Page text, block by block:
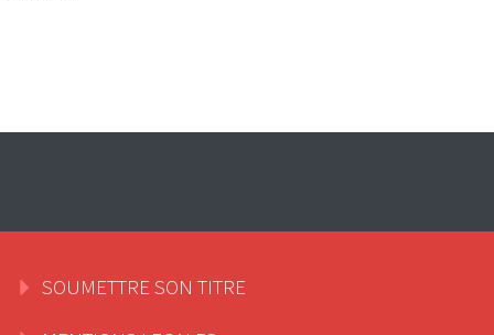
SOUMETTRE SON TITRE